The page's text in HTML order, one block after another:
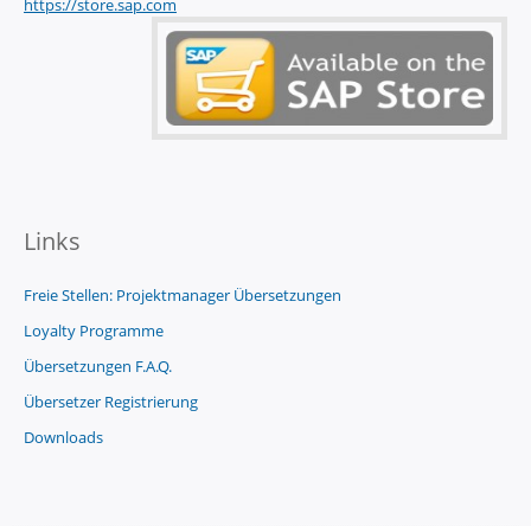
https://store.sap.com
Links
Freie Stellen: Projektmanager Übersetzungen
Loyalty Programme
Übersetzungen F.A.Q.
Übersetzer Registrierung
Downloads